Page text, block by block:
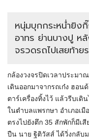
หนุ่มบุกกระหน่ำยิง
อาทร ย่านบางปู ห
จรวดรถไปเสยท้า
กล้องวงจรปิดเวลาประมา
เดินออกมาจากรถเก๋ง ฮอน
ตาร์เครื่องทิ้งไว้ แล้วรีบเดิ
ในตำบลแพรกษา อำเภอเ
ตรงไปยังตึก 35 สักพักก็มีเ
ปืน นาย ฐิติวัสส์ ได้วิ่งกลับ